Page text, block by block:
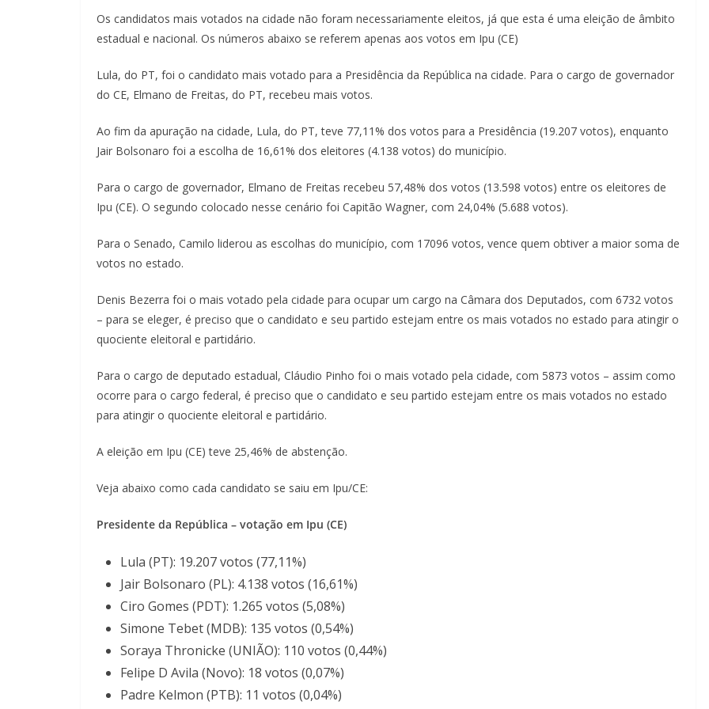
Os candidatos mais votados na cidade não foram necessariamente eleitos, já que esta é uma eleição de âmbito
estadual e nacional. Os números abaixo se referem apenas aos votos em Ipu (CE)
Lula, do PT, foi o candidato mais votado para a Presidência da República na cidade. Para o cargo de governador
do CE, Elmano de Freitas, do PT, recebeu mais votos.
Ao fim da apuração na cidade, Lula, do PT, teve 77,11% dos votos para a Presidência (19.207 votos), enquanto
Jair Bolsonaro foi a escolha de 16,61% dos eleitores (4.138 votos) do município.
Para o cargo de governador, Elmano de Freitas recebeu 57,48% dos votos (13.598 votos) entre os eleitores de
Ipu (CE). O segundo colocado nesse cenário foi Capitão Wagner, com 24,04% (5.688 votos).
Para o Senado, Camilo liderou as escolhas do município, com 17096 votos, vence quem obtiver a maior soma de
votos no estado.
Denis Bezerra foi o mais votado pela cidade para ocupar um cargo na Câmara dos Deputados, com 6732 votos
– para se eleger, é preciso que o candidato e seu partido estejam entre os mais votados no estado para atingir o
quociente eleitoral e partidário.
Para o cargo de deputado estadual, Cláudio Pinho foi o mais votado pela cidade, com 5873 votos – assim como
ocorre para o cargo federal, é preciso que o candidato e seu partido estejam entre os mais votados no estado
para atingir o quociente eleitoral e partidário.
A eleição em Ipu (CE) teve 25,46% de abstenção.
Veja abaixo como cada candidato se saiu em Ipu/CE:
Presidente da República – votação em Ipu (CE)
Lula (PT): 19.207 votos (77,11%)
Jair Bolsonaro (PL): 4.138 votos (16,61%)
Ciro Gomes (PDT): 1.265 votos (5,08%)
Simone Tebet (MDB): 135 votos (0,54%)
Soraya Thronicke (UNIÃO): 110 votos (0,44%)
Felipe D Avila (Novo): 18 votos (0,07%)
Padre Kelmon (PTB): 11 votos (0,04%)